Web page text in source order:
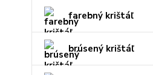
farebný krištáľ
brúsený krištáľ